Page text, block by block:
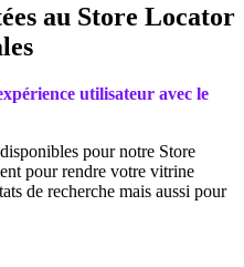
au Store Locator
utilisateur avec le
pour notre Store
pour rendre votre vitrine
de recherche mais aussi pour